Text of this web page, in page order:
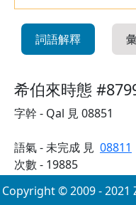
詞語解釋
希伯來時態
字幹 - Qal 見 08851
語氣 - 未完成 見 08811
次數 - 19885
Copyright © 2009 - 2021